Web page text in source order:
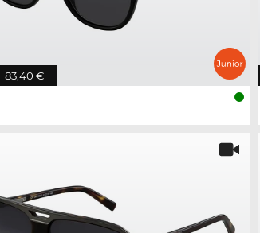
83,40 €